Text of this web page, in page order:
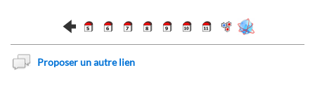
Proposer un autre lien